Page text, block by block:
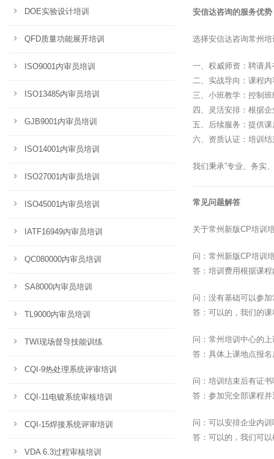
安信达咨询的服务优势
选择安信达咨询常州
一、权威师资：聘请
二、实战导向：课程
三、小班教学：控制
四、灵活安排：根据
五、后续服务：提供
六、资质认证：培训
我们秉承”专业、务实
常见问题解答
关于常州新版CP培训
问：常州新版CP培训
答：培训费用根据课
问：没有基础可以参
答：可以的，我们的
问：常州培训中心的
答：具体上课地点报
问：培训结束后有证书
答：参加完全部课程
问：可以安排企业内训
答：可以的，我们可
DOE实验设计培训
QFD质量功能展开培训
ISO9001内审员培训
ISO13485内审员培训
GJB9001内审员培训
ISO14001内审员培训
ISO27001内审员培训
ISO45001内审员培训
IATF16949内审员培训
QC080000内审员培训
SA8000内审员培训
TL9000内审员培训
TWI现场督导技能训练
CQI-9热处理系统评审培训
CQI-11电镀系统审核培训
CQI-15焊接系统评审培训
VDA 6.3过程审核培训